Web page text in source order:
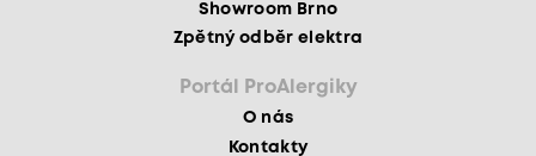
Showroom Brno
Zpětný odběr elektra
Portál ProAlergiky
O nás
Kontakty